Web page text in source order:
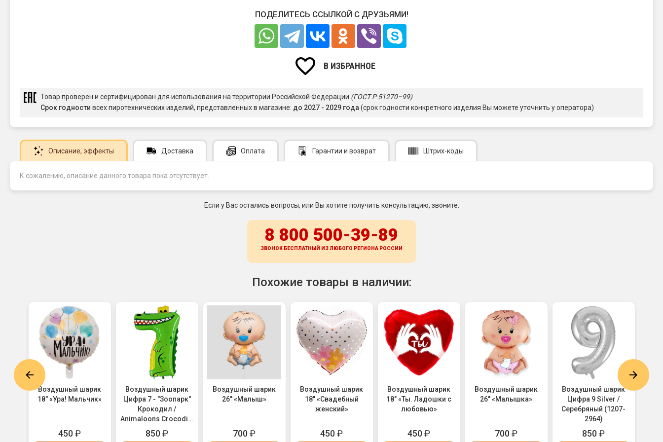
ПОДЕЛИТЕСЬ ССЫЛКОЙ С ДРУЗЬЯМИ!
В ИЗБРАННОЕ
Товар проверен и сертифицирован для использования на территории Российской Федерации (ГОСТ Р 51270–99)
Срок годности всех пиротехнических изделий, представленных в магазине: до 2027 - 2029 года(срок годности конкретного изделия Вы можете уточнить у оператора)
Описание, эффекты Доставка Оплата Гарантии и возврат Штрих-коды
К сожалению, описание данного товара пока отсутствует.
Если у Вас остались вопросы, или Вы хотите получить консультацию, звоните:
8 800 500-39-89
ЗВОНОК БЕСПЛАТНЫЙ ИЗ ЛЮБОГО РЕГИОНА РОССИИ
Похожие товары в наличии:
Воздушный шарик
18" «Ура! Мальчик»
450₽
Воздушный шарик
Цифра 7 - "Зоопарк"
Крокодил /
Animaloons Crocodile
(1207-1689)
850₽
Воздушный шарик
26" «Малыш»
700₽
Воздушный шарик
18" «Свадебный
женский»
450₽
Воздушный шарик
18" «Ты. Ладошки с
любовью»
450₽
Воздушный шарик
26" «Малышка»
700₽
Воздушный шарик
Цифра 9 Silver /
Серебряный (1207-
2964)
850₽